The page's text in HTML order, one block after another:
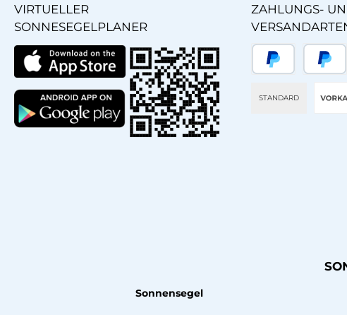
VIRTUELLER
SONNESEGELPLANER
ZAHLUNGS-
STANDARD
Sonnensegel